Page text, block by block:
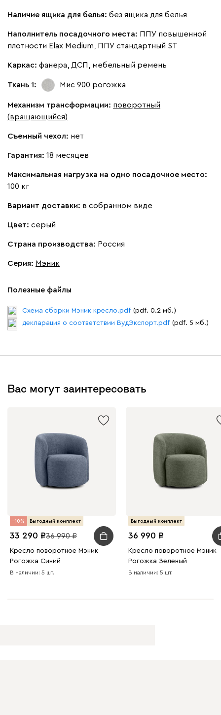
Наличие ящика для белья: без ящика для белья
Наполнитель посадочного места: ППУ повышенной
плотности Elax Medium, ППУ стандартный ST
Каркас: фанера, ДСП, мебельный ремень
Ткань 1: Мис 900 рогожка
Механизм трансформации: поворотный
(вращающийся)
Съемный чехол: нет
Гарантия: 18 месяцев
Максимальная нагрузка на одно посадочное место:
100 кг
Вариант доставки: в собранном виде
Цвет: серый
Страна производства: Россия
Серия: Мэник
Полезные файлы
Схема сборки Мэник кресло.pdf (pdf. 0.2 мб.)
декларация о соответствии ВудЭкспорт.pdf (pdf. 5 мб.)
Вас могут заинтересовать
10 Выгодный комплект
33 290 36 990
Кресло поворотное Мэник
Рогожка Синий
В наличии: 5 шт.
Выгодный комплект
36 990
Кресло поворотное Мэник
Рогожка Зеленый
В наличии: 5 шт.